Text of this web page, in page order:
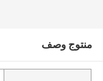
منتوج وصف